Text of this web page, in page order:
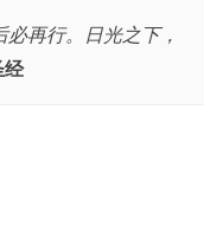
再行。日光之下，
经